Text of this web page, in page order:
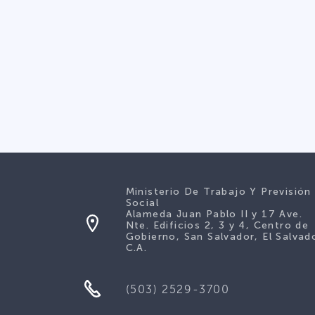
Ministerio De Trabajo Y Previsión
Social
Alameda Juan Pablo II y 17 Ave.
Nte. Edificios 2, 3 y 4, Centro de
Gobierno, San Salvador, El
C.A.
(503) 2529-3700